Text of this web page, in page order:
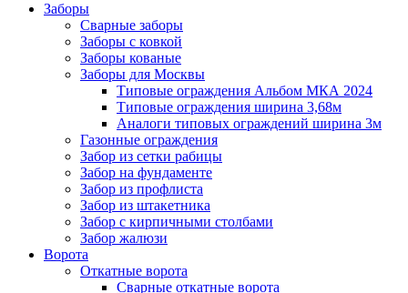
Заборы
Сварные заборы
Заборы с ковкой
Заборы кованые
Заборы для Москвы
Типовые ограждения Альбом МКА 2024
Типовые ограждения ширина 3,68м
Аналоги типовых ограждений ширина 3м
Газонные ограждения
Забор из сетки рабицы
Забор на фундаменте
Забор из профлиста
Забор из штакетника
Забор с кирпичными столбами
Забор жалюзи
Ворота
Откатные ворота
Сварные откатные ворота